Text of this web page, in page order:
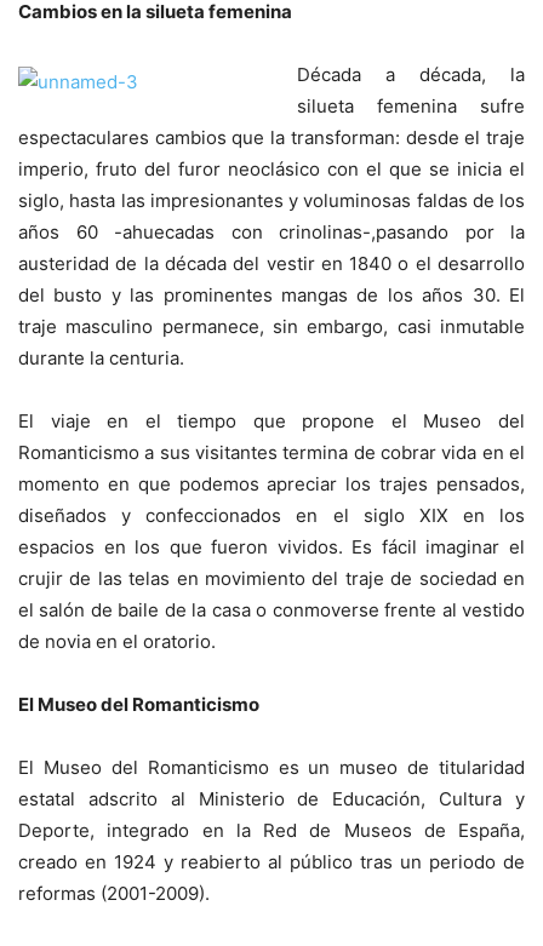
Cambios en la silueta femenina
Década a década, la
silueta femenina sufre
espectaculares cambios que la transforman: desde el traje
imperio, fruto del furor neoclásico con el que se inicia el
siglo, hasta las impresionantes y voluminosas faldas de los
años 60 -ahuecadas con crinolinas-,pasando por la
austeridad de la década del vestir en 1840 o el desarrollo
del busto y las prominentes mangas de los años 30. El
traje masculino permanece, sin embargo, casi inmutable
durante la centuria.
El viaje en el tiempo que propone el Museo del
Romanticismo a sus visitantes termina de cobrar vida en el
momento en que podemos apreciar los trajes pensados,
diseñados y confeccionados en el siglo XIX en los
espacios en los que fueron vividos. Es fácil imaginar el
crujir de las telas en movimiento del traje de sociedad en
el salón de baile de la casa o conmoverse frente al vestido
de novia en el oratorio.
El Museo del Romanticismo
El Museo del Romanticismo es un museo de titularidad
estatal adscrito al Ministerio de Educación, Cultura y
Deporte, integrado en la Red de Museos de España,
creado en 1924 y reabierto al público tras un periodo de
reformas (2001-2009).